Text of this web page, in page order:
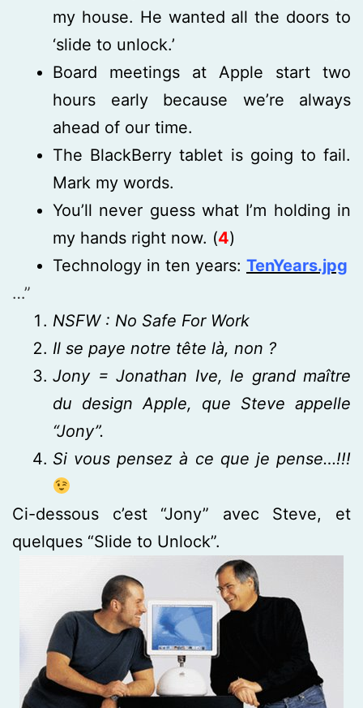
my house. He wanted all the doors to
‘slide to unlock.’
Board meetings at Apple start two
hours early because we’re always
ahead of our time.
The BlackBerry tablet is going to fail.
Mark my words.
You’ll never guess what I’m holding in
my hands right now. (4)
Technology in ten years: TenYears.jpg
…”
NSFW : No Safe For Work
Il se paye notre tête là, non ?
Jony = Jonathan Ive, le grand maître
du design Apple, que Steve appelle
“Jony”.
Si vous pensez à ce que je pense…!!!
Ci-dessous c’est “Jony” avec Steve, et
quelques “Slide to Unlock”.